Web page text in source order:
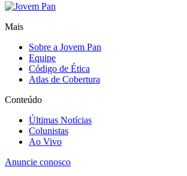
Mais
Sobre a Jovem Pan
Equipe
Código de Ética
Atlas de Cobertura
Conteúdo
Últimas Notícias
Colunistas
Ao Vivo
Anuncie conosco